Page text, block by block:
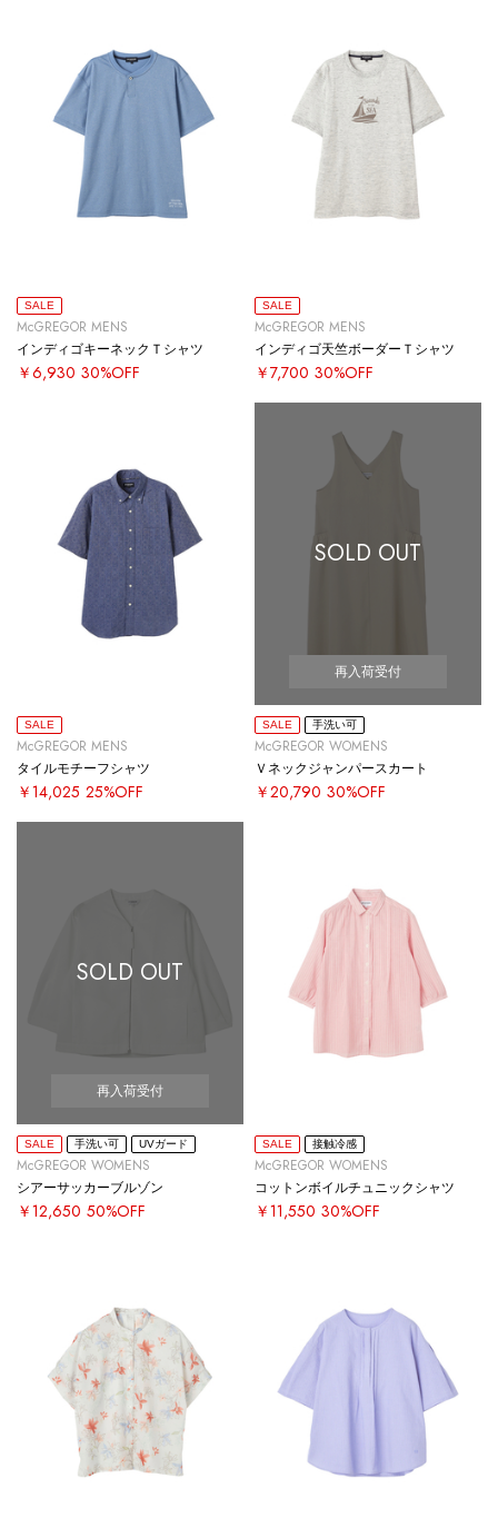
SALE
McGREGOR MENS
インディゴキーネックＴシャツ
￥6,930 30%OFF
SALE
McGREGOR MENS
インディゴ天竺ボーダーＴシャツ
￥7,700 30%OFF
SALE
McGREGOR MENS
タイルモチーフシャツ
￥14,025 25%OFF
SOLD OUT
再入荷受付
SALE 手洗い可
McGREGOR WOMENS
Ｖネックジャンパースカート
￥20,790 30%OFF
SOLD OUT
再入荷受付
SALE 手洗い可 UVガード
McGREGOR WOMENS
シアーサッカーブルゾン
￥12,650 50%OFF
SALE 接触冷感
McGREGOR WOMENS
コットンボイルチュニックシャツ
￥11,550 30%OFF